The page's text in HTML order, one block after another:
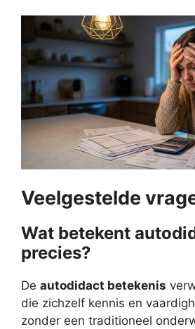
Veelgestelde
Wat betekent
precies?
De autodidact betekenis
die zichzelf kennis en
zonder een traditioneel